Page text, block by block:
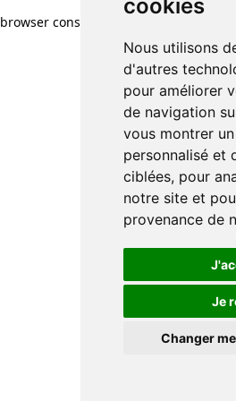
cookies
Nous utilisons
d'autres
pour améliorer
de navigation
vous montrer
personnalisé et
ciblées, pour
notre site et
provenance de
Je
Changer
browser console for more information)